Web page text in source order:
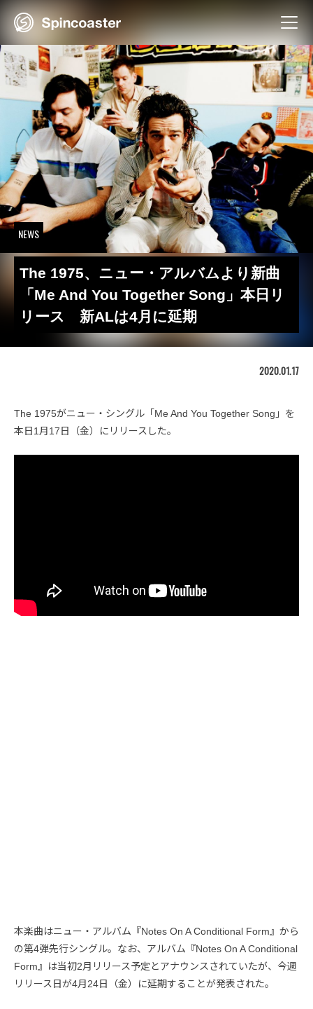
Skip
NEWS
The 1975、ニュー・アルバムより新曲
「Me And You Together Song」本日リ
リース 新ALは4月に延期
2020.01.17
The 1975がニュー・シングル「Me And You Together Song」を
本日1月17日（金）にリリースした。
本楽曲はニュー・アルバム『Notes On A Conditional Form』から
の第4弾先行シングル。なお、アルバム『Notes On A Conditional
Form』は当初2月リリース予定とアナウンスされていたが、今週
リリース日が4月24日（金）に延期することが発表された。